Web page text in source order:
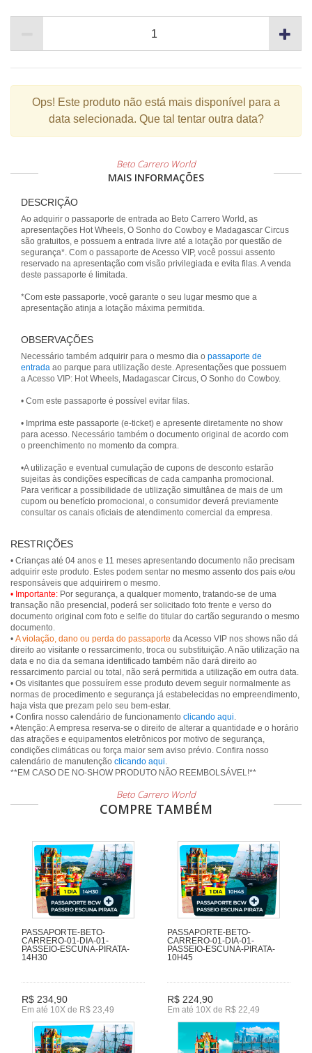
Ops! Este produto não está mais disponível para a
data selecionada. Que tal tentar outra data?
Beto Carrero World
MAIS INFORMAÇÕES
DESCRIÇÃO
Ao adquirir o passaporte de entrada ao Beto Carrero World, as
apresentações Hot Wheels, O Sonho do Cowboy e Madagascar Circus
são gratuitos, e possuem a entrada livre até a lotação por questão de
segurança*. Com o passaporte de Acesso VIP, você possui assento
reservado na apresentação com visão privilegiada e evita filas. A venda
deste passaporte é limitada.
*Com este passaporte, você garante o seu lugar mesmo que a
apresentação atinja a lotação máxima permitida.
OBSERVAÇÕES
Necessário também adquirir para o mesmo dia o passaporte de
entrada ao parque para utilização deste. Apresentações que possuem
a Acesso VIP: Hot Wheels, Madagascar Circus, O Sonho do Cowboy.
• Com este passaporte é possível evitar filas.
• Imprima este passaporte (e-ticket) e apresente diretamente no show
para acesso. Necessário também o documento original de acordo com
o preenchimento no momento da compra.
•A utilização e eventual cumulação de cupons de desconto estarão
sujeitas às condições específicas de cada campanha promocional.
Para verificar a possibilidade de utilização simultânea de mais de um
cupom ou benefício promocional, o consumidor deverá previamente
RESTRIÇÕES
• Crianças até 04 anos e 11 meses apresentando documento não precisam
adquirir este produto. Estes podem sentar no mesmo assento dos pais e/ou
• Importante: Por segurança, a qualquer momento, tratando-se de uma
transação não presencial, poderá ser solicitado foto frente e verso do
documento original com foto e selfie do titular do cartão segurando o mesmo
documento.
• A violação, dano ou perda do passaporte da Acesso VIP nos shows não dá
direito ao visitante o ressarcimento, troca ou substituição. A não utilização na
data e no dia da semana identificado também não dará direito ao
ressarcimento parcial ou total, não será permitida a utilização em outra data.
• Os visitantes que possuírem esse produto devem seguir normalmente as
normas de procedimento e segurança já estabelecidas no empreendimento,
haja vista que prezam pelo seu bem-estar.
• Confira nosso calendário de funcionamento clicando aqui.
• Atenção: A empresa reserva-se o direito de alterar a quantidade e o horário
das atrações e equipamentos eletrônicos por motivo de segurança,
condições climáticas ou força maior sem aviso prévio. Confira nosso
calendário de manutenção clicando aqui.
Beto Carrero World
COMPRE TAMBÉM
PASSAPORTE-BETO-
CARRERO-01-DIA-01-
PASSEIO-ESCUNA-PIRATA-
14H30
R$ 234,90
Em até 10X de R$ 23,49
PASSAPORTE-BETO-
CARRERO-01-DIA-01-
PASSEIO-ESCUNA-PIRATA-
10H45
R$ 224,90
Em até 10X de R$ 22,49